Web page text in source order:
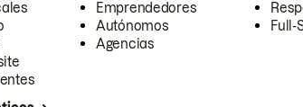
Emprendedores
Autónomos
Agencias
Full-